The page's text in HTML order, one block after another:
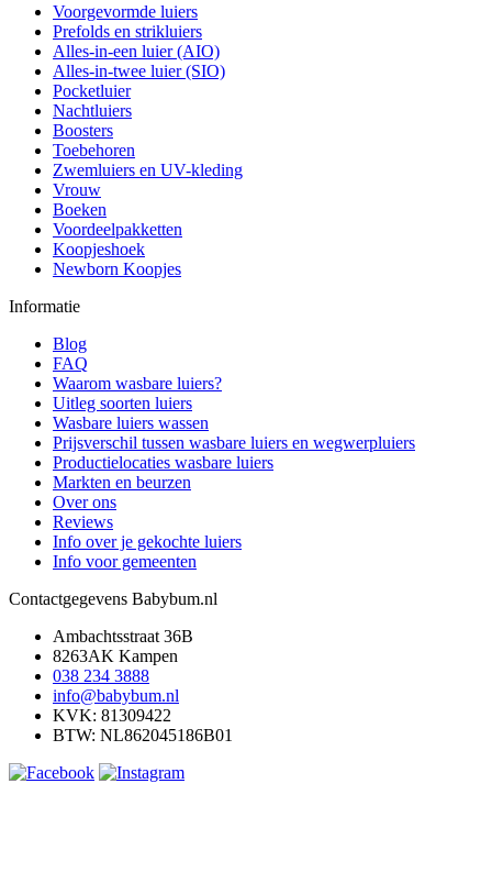
Voorgevormde luiers
Prefolds en strikluiers
Alles-in-een luier (AIO)
Alles-in-twee luier (SIO)
Pocketluier
Nachtluiers
Boosters
Toebehoren
Zwemluiers en UV-kleding
Vrouw
Boeken
Voordeelpakketten
Koopjeshoek
Newborn Koopjes
Informatie
Blog
FAQ
Waarom wasbare luiers?
Uitleg soorten luiers
Wasbare luiers wassen
Prijsverschil tussen wasbare luiers en wegwerpluiers
Productielocaties wasbare luiers
Markten en beurzen
Over ons
Reviews
Info over je gekochte luiers
Info voor gemeenten
Contactgegevens Babybum.nl
Ambachtsstraat 36B
8263AK Kampen
038 234 3888
info@babybum.nl
KVK: 81309422
BTW: NL862045186B01